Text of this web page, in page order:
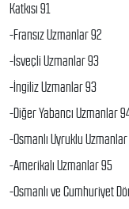
Katkısı 91
-Fransız Uzmanlar 92
-İsveçli Uzmanlar 93
-İngiliz Uzmanlar 93
-Diğer Yabancı Uzmanlar
-Osmanlı Uyruklu
-Amerikalı Uzmanlar 95
-Osmanlı ve Cumhuriyet